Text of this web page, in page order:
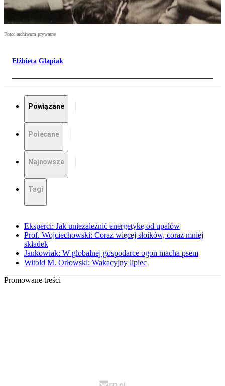
Foto: archiwum prywatne
Elżbieta Glapiak
Powiązane
Polecane
Najnowsze
Tagi
Eksperci: Jak uniezależnić energetykę od upałów
Prof. Wojciechowski: Coraz więcej słoików, coraz mniej
składek
Jankowiak: W globalnej gospodarce ogon macha psem
Witold M. Orłowski: Wakacyjny lipiec
Promowane treści